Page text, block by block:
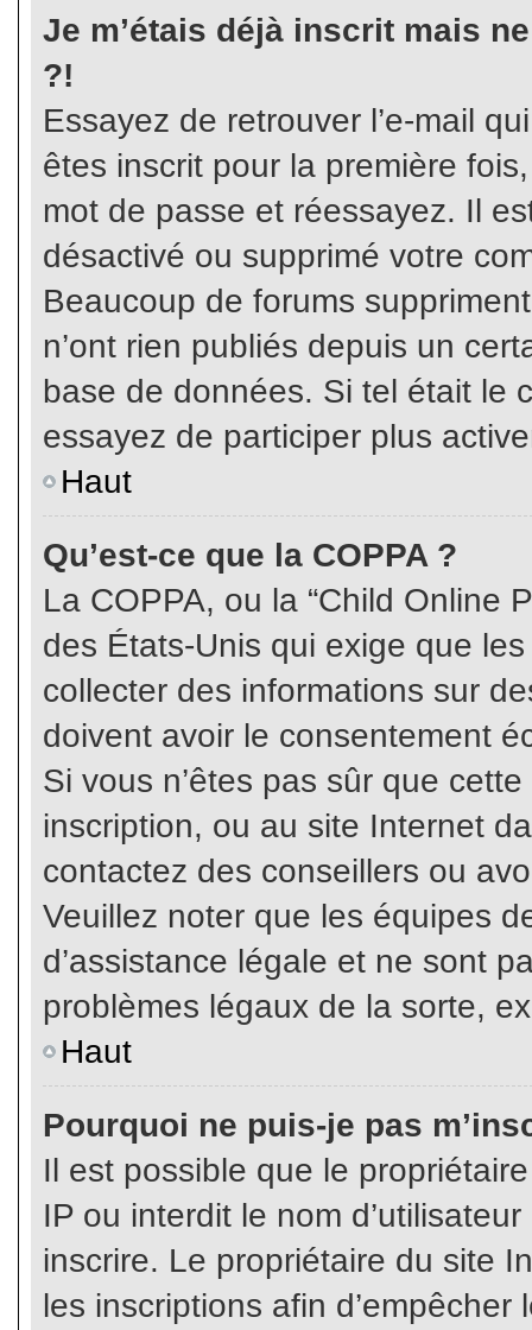
Je m’étais déjà inscrit mais
?!
Essayez de retrouver l’e-mail
êtes inscrit pour la première
mot de passe et réessayez. Il
désactivé ou supprimé votre
Beaucoup de forums
n’ont rien publiés depuis un
base de données. Si tel était le
essayez de participer plus
Haut
Qu’est-ce que la COPPA ?
La COPPA, ou la “Child Online
des États-Unis qui exige que
collecter des informations sur
doivent avoir le consentement
Si vous n’êtes pas sûr que
inscription, ou au site Internet
contactez des conseillers ou
Veuillez noter que les équipes
d’assistance légale et ne sont
problèmes légaux de la sorte,
Haut
Pourquoi ne puis-je pas
Il est possible que le
IP ou interdit le nom
inscrire. Le propriétaire du site
les inscriptions afin d’empêcher